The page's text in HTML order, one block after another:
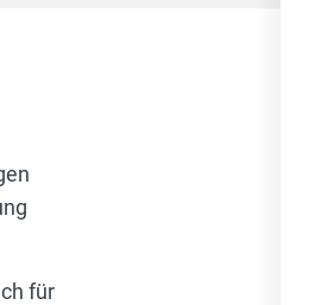
für